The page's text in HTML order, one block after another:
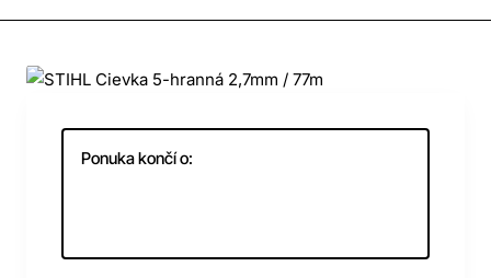
Ponuka končí o: